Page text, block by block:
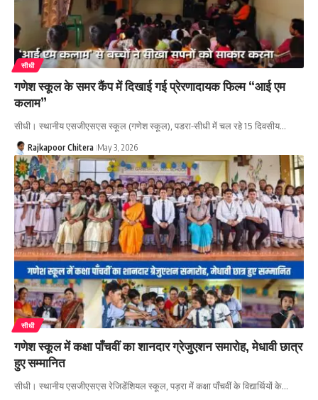
सीधी
गणेश स्कूल के समर कैंप में दिखाई गई प्रेरणादायक फिल्म “आई एम
कलाम”
सीधी। स्थानीय एसजीएसएस स्कूल (गणेश स्कूल), पडरा-सीधी में चल रहे 15 दिवसीय…
Rajkapoor Chitera May 3, 2026
सीधी
गणेश स्कूल में कक्षा पाँचवीं का शानदार ग्रेजुएशन समारोह, मेधावी छात्र
हुए सम्मानित
सीधी। स्थानीय एसजीएसएस रेजिडेंशियल स्कूल, पड़रा में कक्षा पाँचवीं के विद्यार्थियों के…